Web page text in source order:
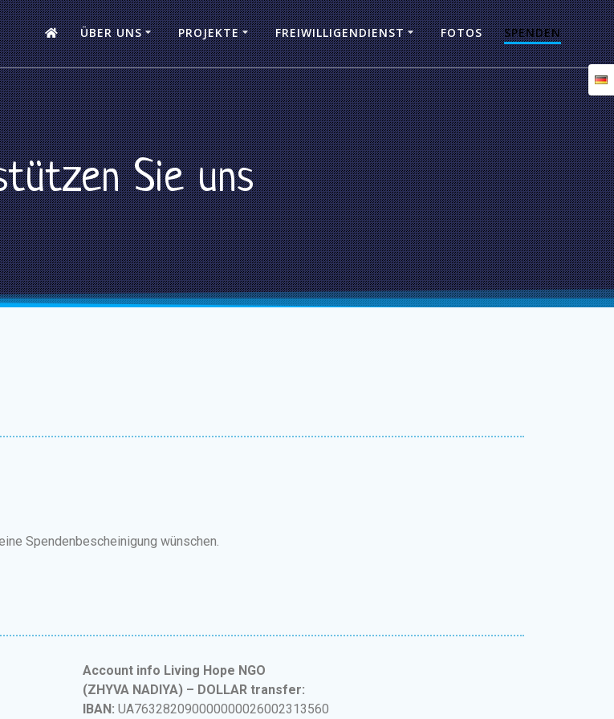
ÜBER UNS PROJEKTE FREIWILLIGENDIENST FOTOS SPENDEN
Sie uns
Spendenbescheinigung wünschen.
Account info Living Hope NGO
(ZHYVA NADIYA) – DOLLAR transfer:
IBAN: UA763282090000000026002313560